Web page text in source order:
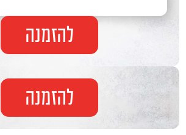
להזמנה
להזמנה